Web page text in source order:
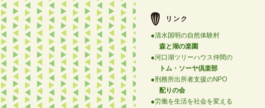
リンク
●清水国明の自然体験村
森と湖の楽園
●河口湖ツリーハウス仲間の
トム・ソーヤ倶楽部
●刑務所出所者支援のNPO
配りの会
●労働を生活を社会を変える